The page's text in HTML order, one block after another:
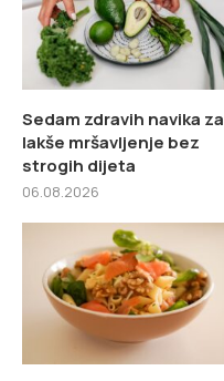
Sedam zdravih navika za
lakše mršavljenje bez
strogih dijeta
06.08.2026